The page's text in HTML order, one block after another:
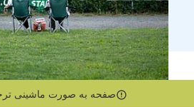
صفحه به صورت ماشینی